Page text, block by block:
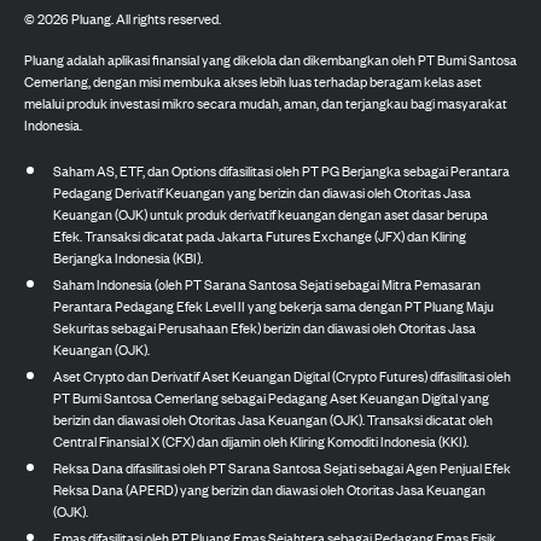
©2026Pluang. All rights reserved.
Pluang adalah aplikasi finansial yang dikelola dan dikembangkan oleh PT Bumi Santosa
Cemerlang, dengan misi membuka akses lebih luas terhadap beragam kelas aset
melalui produk investasi mikro secara mudah, aman, dan terjangkau bagi masyarakat
Indonesia.
Saham AS, ETF, dan Options difasilitasi oleh PT PG Berjangka sebagai Perantara
Pedagang Derivatif Keuangan yang berizin dan diawasi oleh Otoritas Jasa
Keuangan (OJK) untuk produk derivatif keuangan dengan aset dasar berupa
Efek. Transaksi dicatat pada Jakarta Futures Exchange (JFX) dan Kliring
Berjangka Indonesia (KBI).
Saham Indonesia (oleh PT Sarana Santosa Sejati sebagai Mitra Pemasaran
Perantara Pedagang Efek Level II yang bekerja sama dengan PT Pluang Maju
Sekuritas sebagai Perusahaan Efek) berizin dan diawasi oleh Otoritas Jasa
Keuangan (OJK).
Aset Crypto dan Derivatif Aset Keuangan Digital (Crypto Futures) difasilitasi oleh
PT Bumi Santosa Cemerlang sebagai Pedagang Aset Keuangan Digital yang
berizin dan diawasi oleh Otoritas Jasa Keuangan (OJK). Transaksi dicatat oleh
Central Finansial X (CFX) dan dijamin oleh Kliring Komoditi Indonesia (KKI).
Reksa Dana difasilitasi oleh PT Sarana Santosa Sejati sebagai Agen Penjual Efek
Reksa Dana (APERD) yang berizin dan diawasi oleh Otoritas Jasa Keuangan
(OJK).